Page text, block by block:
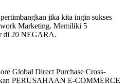
jika kita ingin sukses
Marketing. Memiliki 5
di 20 NEGARA.
Global Direct Purchase Cross-
PERUSAHAAN E-COMMERCE